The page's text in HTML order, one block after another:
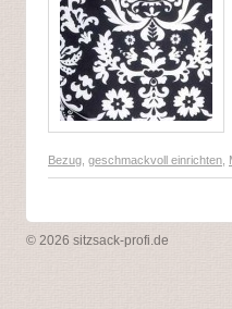
Bezug geschmackvoll einrichten
© 2026 sitzsack-profi.de